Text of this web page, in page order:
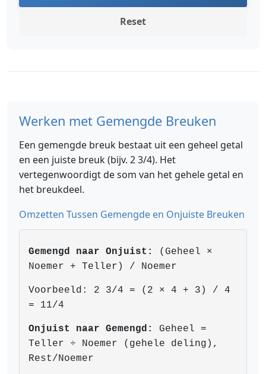
Reset
Werken met Gemengde Breuken
Een gemengde breuk bestaat uit een geheel getal
en een juiste breuk (bijv. 2 3/4). Het
vertegenwoordigt de som van het gehele getal en
het breukdeel.
Omzetten Tussen Gemengde en Onjuiste Breuken
Gemengd naar Onjuist:
(Geheel ×
Noemer + Teller) / Noemer
Voorbeeld: 2 3/4 = (2 × 4 + 3) / 4
= 11/4
Onjuist naar Gemengd:
Geheel =
Teller ÷ Noemer (gehele deling),
Rest/Noemer